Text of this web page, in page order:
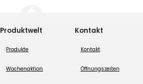
Produktwelt
Produkte
Wochenaktion
Kontakt
Kontakt
Öffnungszeiten